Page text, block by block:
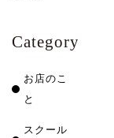
Category
お店のこ
と
スクール